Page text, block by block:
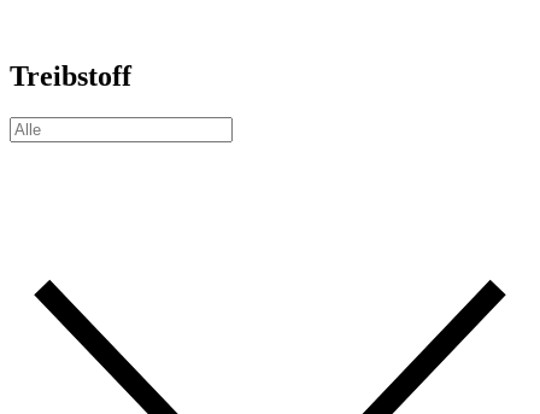
Treibstoff